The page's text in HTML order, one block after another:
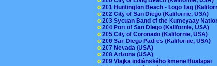
o 201 Huntington Beach - Logo flag
o 202 City of San Diego (Kalifornie, USA)
o 203 Sycuan Band of the Kumeyaay
o 204 Port of San Diego (Kalifornie, USA)
o 205 City of Coronado (Kalifornie, USA)
o 206 San Diego Padres (Kalifornie, USA)
o 207 Nevada (USA)
o 208 Arizona (USA)
o 209 Vlajka indiánského kmene Hualapai